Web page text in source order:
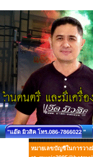
"แอ๊ด มิวสิค โทร.086-7866022 "
หมายเลขบัญชีในการวา